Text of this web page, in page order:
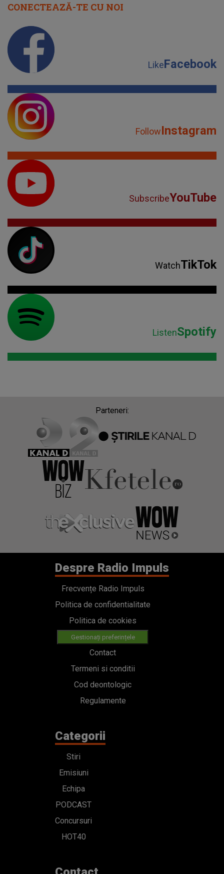
CONECTEAZĂ-TE CU NOI
LikeFacebook
FollowInstagram
SubscribeYouTube
WatchTikTok
ListenSpotify
Parteneri:
Despre Radio Impuls
Frecvențe Radio Impuls
Politica de confidentialitate
Politica de cookies
Gestionați preferințele
Contact
Termeni si conditii
Cod deontologic
Regulamente
Categorii
Stiri
Emisiuni
Echipa
PODCAST
Concursuri
HOT40